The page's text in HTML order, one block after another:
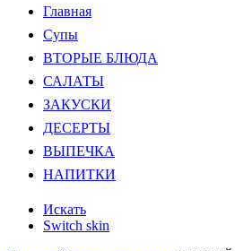
Главная
Супы
ВТОРЫЕ БЛЮДА
САЛАТЫ
ЗАКУСКИ
ДЕСЕРТЫ
ВЫПЕЧКА
НАПИТКИ
Искать
Switch skin